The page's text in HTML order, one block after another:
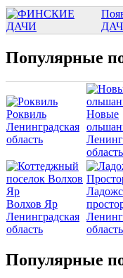
Популярные
Роквиль
Ленинградская
область
Новые
область
Волхов Яр
Ленинградская
область
область
Популярные